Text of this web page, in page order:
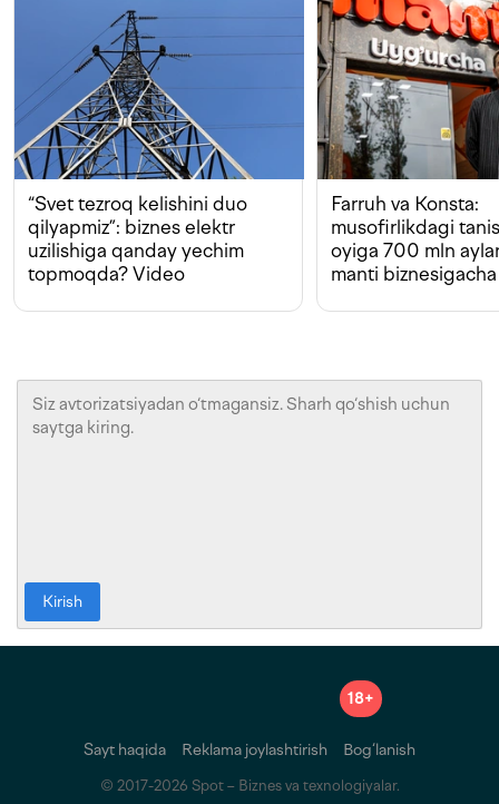
“Svet tezroq kelishini duo
qilyapmiz”: biznes elektr
uzilishiga qanday yechim
topmoqda? Video
Farruh va Konsta:
musofirlikdagi
oyiga 700 mln
manti biznesigacha
Kirish
18+
Sayt haqida Reklama joylashtirish Bog‘lanish
© 2017-2026 Spot – Biznes va texnologiyalar.